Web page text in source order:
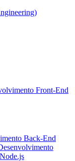
Front-End
Back-End